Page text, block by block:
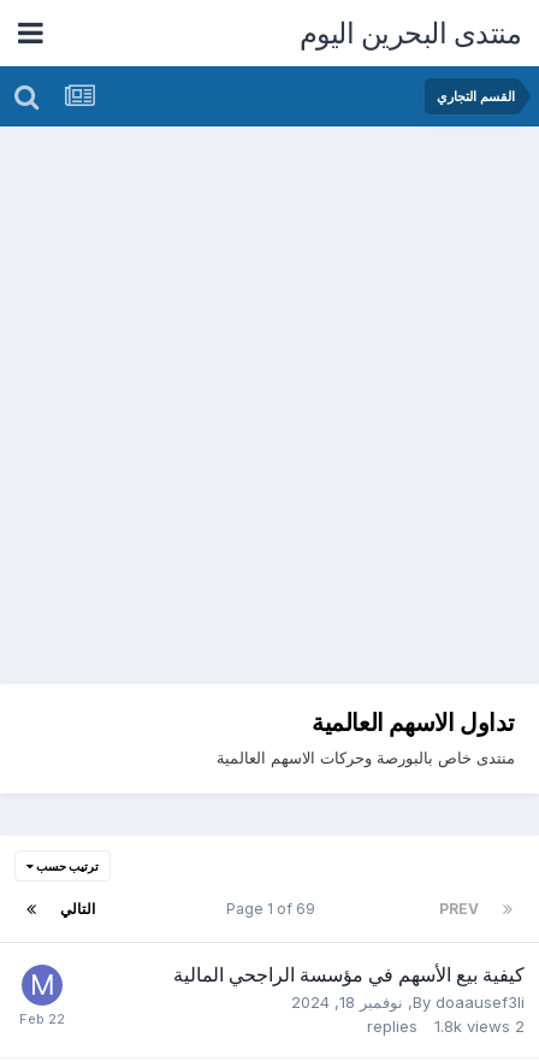
منتدى البحرين اليوم
القسم التجاري
تداول الاسهم العالمية
منتدى خاص بالبورصة وحركات الاسهم العالمية
ترتيب حسب
PREV التالي Page 1 of 69
كيفية بيع الأسهم في مؤسسة الراجحي المالية
By doaausef3li
, نوفمبر 18, 2024
2
replies 1.8k views